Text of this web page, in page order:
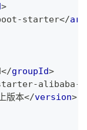
>
starter</
</groupId>
alibaba-
版本</version>